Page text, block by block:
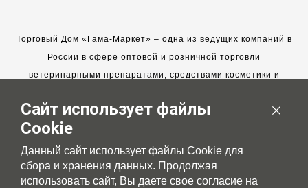
Торговый Дом «Гама-Маркет» – одна из ведущих компаний в
России в сфере оптовой и розничной торговли
ветеринарными препаратами, средствами косметики и
Мы работаем с 2005 года. Мы приглашаем к сотрудничеству
новых клиентов и всегда рассчитываем на взаимовыгодные,
долгосрочные партнерские отношения.
Сайт использует файлы
Cookie
Данный сайт использует файлы Cookie для
сбора и хранения данных. Продолжая
использовать сайт, Вы даете свое согласие на